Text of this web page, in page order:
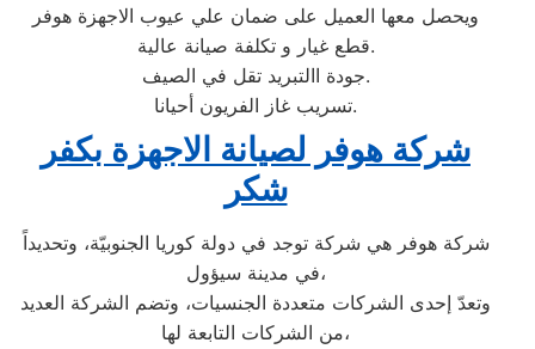
ويحصل معها العميل على ضمان علي عيوب الاجهزة هوفر
قطع غيار و تكلفة صيانة عالية.
جودة االتبريد تقل في الصيف.
تسريب غاز الفريون أحيانا.
شركة هوفر لصيانة الاجهزة بكفر
شكر
شركة هوفر هي شركة توجد في دولة كوريا الجنوبيّة، وتحديداً
في مدينة سيؤول،
وتعدّ إحدى الشركات متعددة الجنسيات، وتضم الشركة العديد
من الشركات التابعة لها،